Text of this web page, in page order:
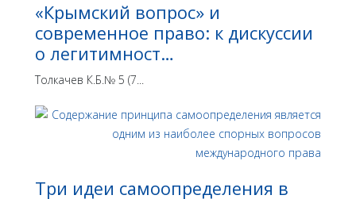
«Крымский вопрос» и
современное право: к дискуссии
о легитимност…
Толкачев К.Б.№ 5 (7...
Три идеи самоопределения в